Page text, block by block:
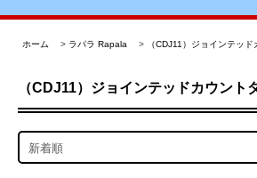
ホーム > ラパラ Rapala > （CDJ11）ジョインテッ
（CDJ11）ジョインテッドカウント